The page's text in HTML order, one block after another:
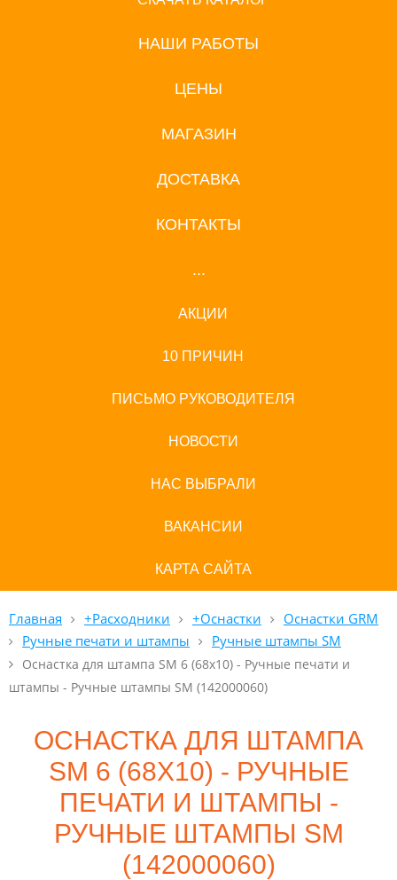
НАШИ РАБОТЫ
ЦЕНЫ
МАГАЗИН
ДОСТАВКА
КОНТАКТЫ
...
АКЦИИ
10 ПРИЧИН
ПИСЬМО РУКОВОДИТЕЛЯ
НОВОСТИ
НАС ВЫБРАЛИ
ВАКАНСИИ
КАРТА САЙТА
Главная +Расходники +Оснастки
Оснастки GRM
Ручные печати и штампы
Ручные штампы SM
Оснастка для штампа SM 6 (68х10) - Ручные печати и
штампы - Ручные штампы SM (142000060)
ОСНАСТКА ДЛЯ ШТАМПА
SM 6 (68Х10) - РУЧНЫЕ
ПЕЧАТИ И ШТАМПЫ -
РУЧНЫЕ ШТАМПЫ SM
(142000060)